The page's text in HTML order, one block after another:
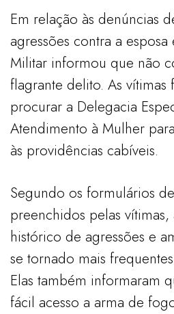
Em relação às denúncias
agressões contra a
Militar informou que não
flagrante delito. As vítimas
procurar a Delegacia
Atendimento à Mulher
às providências cabíveis.
Segundo os formulários
preenchidos pelas vítimas,
histórico de agressões e
se tornado mais
Elas também informaram
fácil acesso a arma de